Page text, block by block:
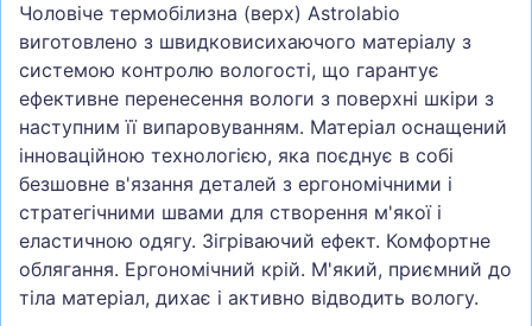
Чоловіче термобілизна (верх) Astrolabio
виготовлено з швидковисихаючого матеріалу з
системою контролю вологості, що гарантує
ефективне перенесення вологи з поверхні шкіри з
наступним її випаровуванням. Матеріал оснащений
інноваційною технологією, яка поєднує в собі
безшовне в'язання деталей з ергономічними і
стратегічними швами для створення м'якої і
еластичною одягу. Зігріваючий ефект. Комфортне
облягання. Ергономічний крій. М'який, приємний до
тіла матеріал, дихає і активно відводить вологу.